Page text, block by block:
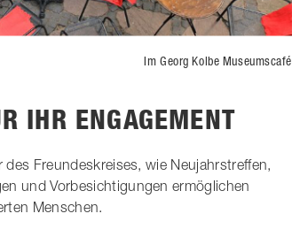
Im Georg Kolbe Museumscafé
IHR ENGAGEMENT
Freundeskreises, wie Neujahrstreffen,
und Vorbesichtigungen ermöglichen
Menschen.